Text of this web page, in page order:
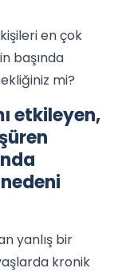
en çok
başında
mi?
etkileyen,
yanlış bir
kronik